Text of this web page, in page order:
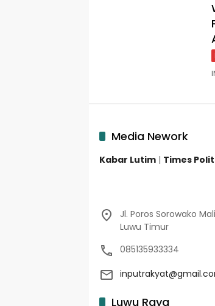
Media Nework
Kabar Lutim | Times
Jl. Poros Sorowako
Luwu Timur
085135933334
Luwu Raya